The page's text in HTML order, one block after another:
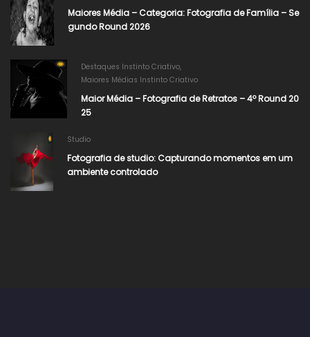
Maiores Média – Categoria: Fotografia de Família – Se
gundo Round 2026​
Destaques Instinto Criativo,
Maiores Médias Instinto Criativo
Maior Média – Fotografia de Retratos – 4º Round 20
25
Studio
Fotografia de studio: Capturando momentos em um
ambiente controlado